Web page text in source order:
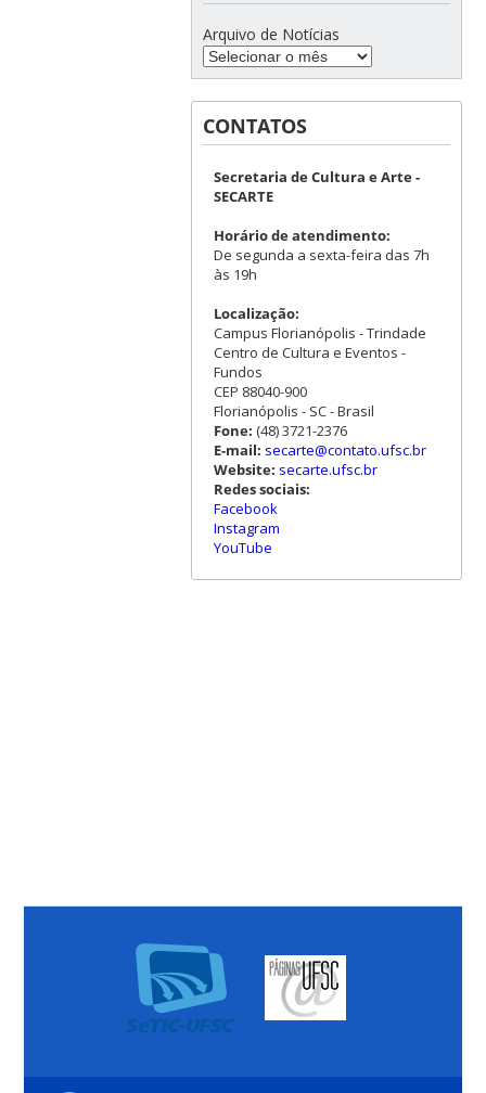
Arquivo de Notícias
CONTATOS
Secretaria de Cultura e Arte -
SECARTE
Horário de atendimento:
De segunda a sexta-feira das 7h
às 19h
Localização:
Campus Florianópolis - Trindade
Centro de Cultura e Eventos -
Fundos
CEP 88040-900
Florianópolis - SC - Brasil
Fone: (48) 3721-2376
E-mail: secarte@contato.ufsc.br
Website: secarte.ufsc.br
Redes sociais:
Facebook
Instagram
YouTube